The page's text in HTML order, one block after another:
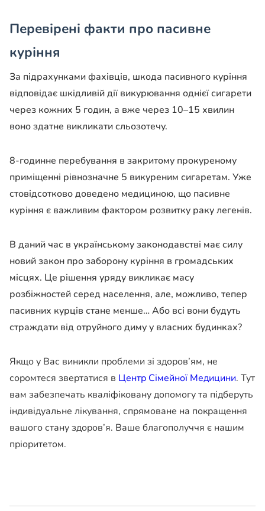
Перевірені факти про пасивне
куріння
За підрахунками фахівців, шкода пасивного куріння
відповідає шкідливій дії викурювання однієї сигарети
через кожних 5 годин, а вже через 10–15 хвилин
воно здатне викликати сльозотечу.
8-годинне перебування в закритому прокуреному
приміщенні рівнозначне 5 викуреним сигаретам. Уже
стовідсотково доведено медициною, що пасивне
куріння є важливим фактором розвитку раку легенів.
В даний час в українському законодавстві має силу
новий закон про заборону куріння в громадських
місцях. Це рішення уряду викликає масу
розбіжностей серед населення, але, можливо, тепер
пасивних курців стане менше… Або всі вони будуть
страждати від отруйного диму у власних будинках?
Якщо у Вас виникли проблеми зі здоров’ям, не
соромтеся звертатися в Центр Сімейної Медицини. Тут
вам забезпечать кваліфіковану допомогу та підберуть
індивідуальне лікування, спрямоване на покращення
вашого стану здоров’я. Ваше благополуччя є нашим
пріоритетом.